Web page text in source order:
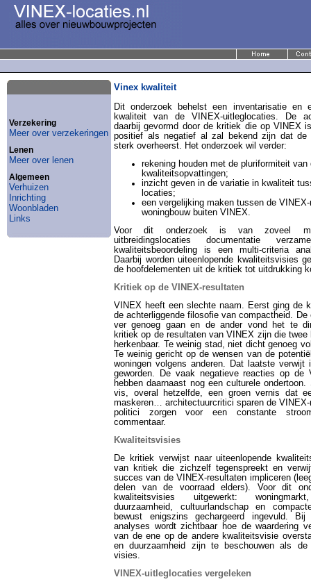
Verzekering
Meer over verzekeringen
Lenen
Meer over lenen
Algemeen
Verhuizen
Inrichting
Woonbladen
Links
Vinex kwaliteit
Dit onderzoek behelst een inventarisatie en
kwaliteit van de VINEX-uitleglocaties. De
daarbij gevormd door de kritiek die op VINEX
positief als negatief al zal bekend zijn dat de
sterk overheerst. Het onderzoek wil verder:
rekening houden met de pluriformiteit van
kwaliteitsopvattingen;
inzicht geven in de variatie in kwaliteit
locaties;
een vergelijking maken tussen de
woningbouw buiten VINEX.
Voor dit onderzoek is van zoveel
uitbreidingslocaties documentatie
kwaliteitsbeoordeling is een multi-criteria
Daarbij worden uiteenlopende kwaliteitsvisies
de hoofdelementen uit de kritiek tot uitdrukking
Kritiek op de VINEX-resultaten
VINEX heeft een slechte naam. Eerst ging de
de achterliggende filosofie van compactheid. De
ver genoeg gaan en de ander vond het te
kritiek op de resultaten van VINEX zijn die twee
herkenbaar. Te weinig stad, niet dicht genoeg
Te weinig gericht op de wensen van de
woningen volgens anderen. Dat laatste verwijt
geworden. De vaak negatieve reacties op de
hebben daarnaast nog een culturele
vis, overal hetzelfde, een groen vernis dat
maskeren… architectuurcritici sparen de
politici zorgen voor een constante
commentaar.
Kwaliteitsvisies
De kritiek verwijst naar uiteenlopende
van kritiek die zichzelf tegenspreekt en
succes van de VINEX-resultaten impliceren
delen van de voorraad elders). Voor dit
kwaliteitsvisies uitgewerkt:
duurzaamheid, cultuurlandschap en
bewust enigszins gechargeerd ingevuld. Bij
analyses wordt zichtbaar hoe de waardering
van de ene op de andere kwaliteitsvisie
en duurzaamheid zijn te beschouwen als de
visies.
VINEX-uitleglocaties vergeleken